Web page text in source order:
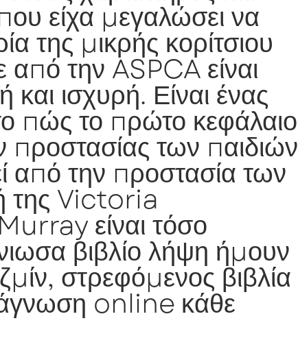
είχα μεγαλώσει να
της μικρής κορίτσιου
την ASPCA είναι
και ισχυρή. Είναι ένας
πώς το πρώτο κεφάλαιο
των παιδιών
από την προστασία των
της Victoria
είναι τόσο
βιβλίο λήψη ήμουν
στρεφόμενος βιβλία
online κάθε